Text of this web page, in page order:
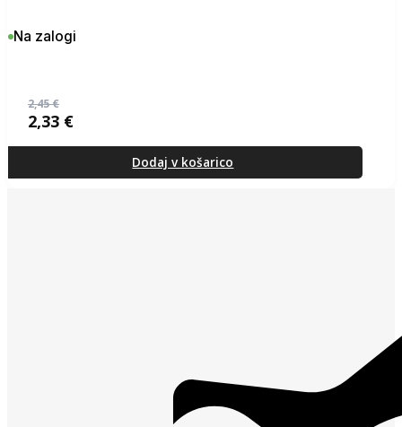
Na zalogi
2,45€
cena
2,45 €.
2,33 €
cena
Dodaj v košarico